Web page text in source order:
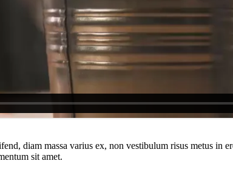
diam massa varius ex, non vestibulum risus metus in
sit amet.